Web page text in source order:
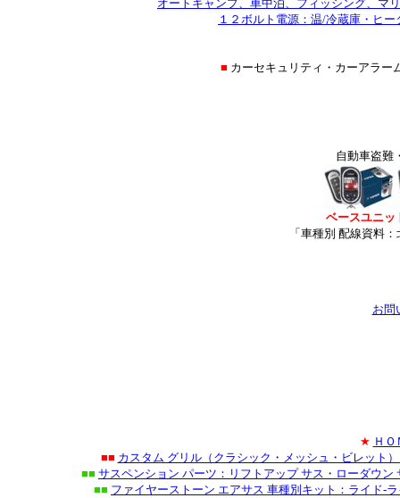
オートキャンプ、車中泊、フィッシング、マ
１２ボルト電源：温/冷蔵庫・ヒ
■ カーセキュリティ・カーアラ
自動車盗難
ベースユニッ
「車種別 配線資料
お問
★ Ｈ
■■ カスタム グリル（クラシック・メッシュ・ビレット
■■ サスペンション パーツ：リフトアップ サス・ローダウ
■■ ファイヤーストーン エアサス 車種別キット：ライド-